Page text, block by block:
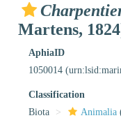
Martens,
AphiaID
1050014
Classification
Biota
Animalia